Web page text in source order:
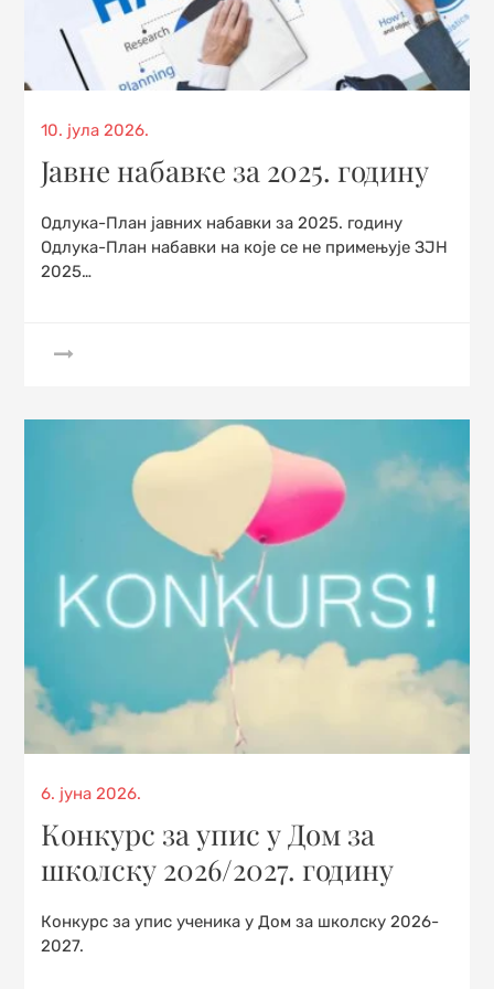
Posted
10. јула 2026.
Јавне набавке за 2025. годину
Одлука-План јавних набавки за 2025. годину
Одлука-План набавки на које се не примењује ЗЈН
2025…
Posted
6. јуна 2026.
Конкурс за упис у Дом за
школску 2026/2027. годину
Конкурс за упис ученика у Дом за школску 2026-
2027.